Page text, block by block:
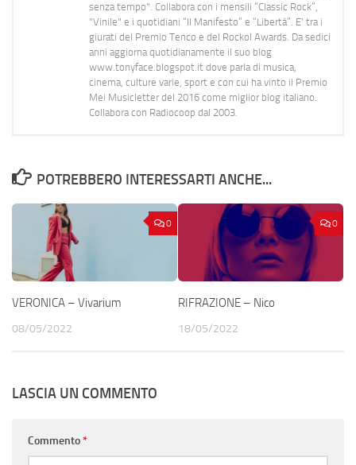
senza tempo". Collabora con i mensili “Classic Rock”,
"Vinile" e i quotidiani “Il Manifesto” e “Libertà”. E' tra i
giurati del Premio Tenco e del Rockol Awards. Da sedici
anni aggiorna quotidianamente il suo blog
www.tonyface.blogspot.it dove parla di musica,
cinema, culture varie, sport e con cui ha vinto il Premio
Mei Musicletter del 2016 come miglior blog italiano.
Collabora con Radiocoop dal 2003.
POTREBBERO INTERESSARTI ANCHE...
0
VERONICA – Vivarium
08/05/2022
0
RIFRAZIONE – Nico
18/05/2022
LASCIA UN COMMENTO
Commento*